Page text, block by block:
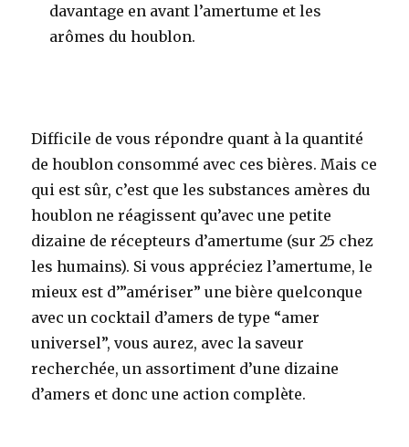
davantage en avant l’amertume et les
arômes du houblon.
Difficile de vous répondre quant à la quantité
de houblon consommé avec ces bières. Mais ce
qui est sûr, c’est que les substances amères du
houblon ne réagissent qu’avec une petite
dizaine de récepteurs d’amertume (sur 25 chez
les humains). Si vous appréciez l’amertume, le
mieux est d’”amériser” une bière quelconque
avec un cocktail d’amers de type “amer
universel”, vous aurez, avec la saveur
recherchée, un assortiment d’une dizaine
d’amers et donc une action complète.